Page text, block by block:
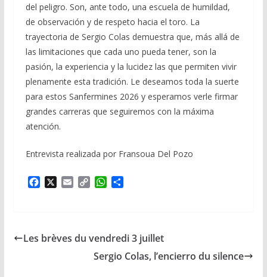
del peligro. Son, ante todo, una escuela de humildad,
de observación y de respeto hacia el toro. La
trayectoria de Sergio Colas demuestra que, más allá de
las limitaciones que cada uno pueda tener, son la
pasión, la experiencia y la lucidez las que permiten vivir
plenamente esta tradición. Le deseamos toda la suerte
para estos Sanfermines 2026 y esperamos verle firmar
grandes carreras que seguiremos con la máxima
atención.
Entrevista realizada por Fransoua Del Pozo
F
o
X
E
C
i
n
W
A
p
p
P
g
e
Les brèves du vendredi 3 juillet
Sergio Colas, l’encierro du silence